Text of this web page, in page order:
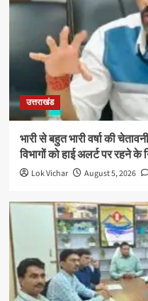
उत्तराखंड
भारी से बहुत भारी वर्षा की
विभागों को हाई अलर्ट पर रहने के
Lok Vichar August 5, 2026